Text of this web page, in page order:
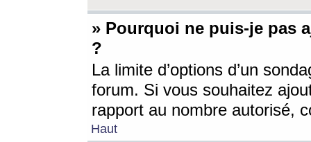
» Pourquoi ne puis-je pas
?
La limite d’options d’un
forum. Si vous souhaitez
rapport au nombre autorisé,
Haut